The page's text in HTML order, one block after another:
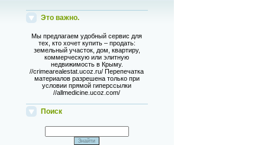
Это важно.
Мы предлагаем удобный сервис для
тех, кто хочет купить – продать:
земельный участок, дом, квартиру,
коммерческую или элитную
недвижимость в Крыму.
//crimearealestat.ucoz.ru/ Перепечатка
материалов разрешена только при
условии прямой гиперссылки
//allmedicine.ucoz.com/
Поиск